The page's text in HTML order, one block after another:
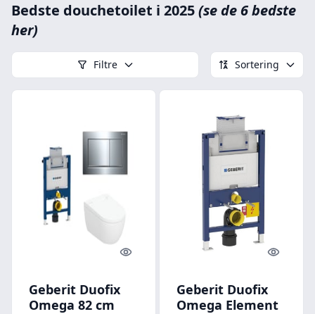
Bedste douchetoilet i 2025(se de 6 bedste
her)
Filtre Sortering
Quick look
Geberit Duofix
Omega 82 cm
Quick
Geberit Duofix
Omega Element